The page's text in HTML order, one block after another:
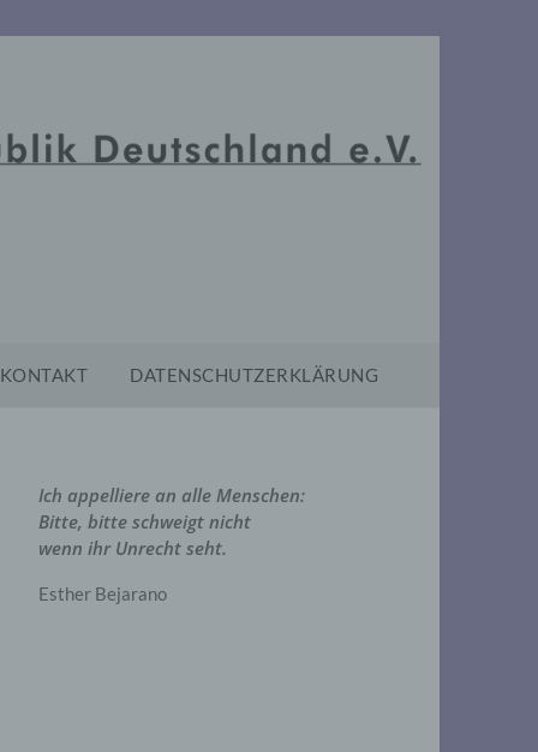
KONTAKT DATENSCHUTZERKLÄRUNG
Ich appelliere an alle Menschen:
Bitte, bitte schweigt nicht
wenn ihr Unrecht seht.
Esther Bejarano